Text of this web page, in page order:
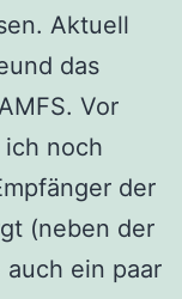
Aktuell
das
Vor
ich noch
der
(neben der
ein paar